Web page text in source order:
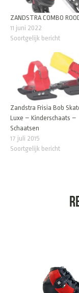
ZANDSTRA COMBO
11 juni 2022
Soortgelijk bericht
Zandstra Frisia Bob
Luxe – Kinderschaats –
Schaatsen
17 juli 2015
Soortgelijk bericht